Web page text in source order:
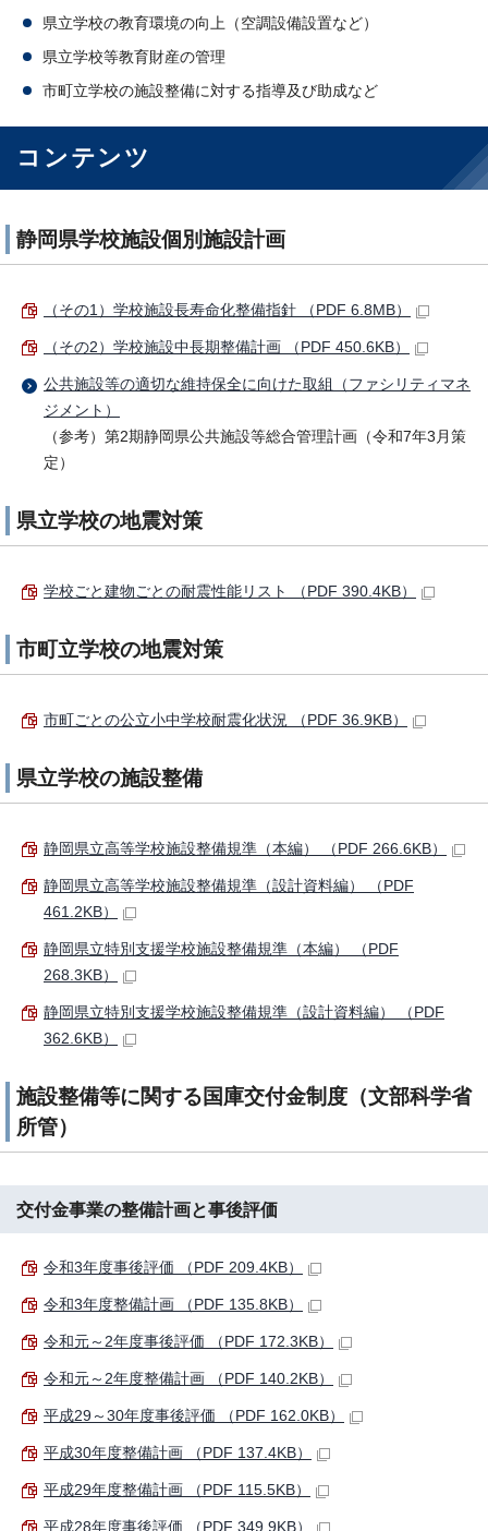
県立学校の教育環境の向上（空調設備設置など）
県立学校等教育財産の管理
市町立学校の施設整備に対する指導及び助成など
コンテンツ
静岡県学校施設個別施設計画
（その1）学校施設長寿命化整備指針 （PDF 6.8MB）
（その2）学校施設中長期整備計画 （PDF 450.6KB）
公共施設等の適切な維持保全に向けた取組（ファシリティマネ
ジメント）
（参考）第2期静岡県公共施設等総合管理計画（令和7年3月策
定）
県立学校の地震対策
学校ごと建物ごとの耐震性能リスト （PDF 390.4KB）
市町立学校の地震対策
市町ごとの公立小中学校耐震化状況 （PDF 36.9KB）
県立学校の施設整備
静岡県立高等学校施設整備規準（本編） （PDF 266.6KB）
静岡県立高等学校施設整備規準（設計資料編） （PDF
461.2KB）
静岡県立特別支援学校施設整備規準（本編） （PDF
268.3KB）
静岡県立特別支援学校施設整備規準（設計資料編） （PDF
362.6KB）
施設整備等に関する国庫交付金制度（文部科学省
所管）
交付金事業の整備計画と事後評価
令和3年度事後評価 （PDF 209.4KB）
令和3年度整備計画 （PDF 135.8KB）
令和元～2年度事後評価 （PDF 172.3KB）
令和元～2年度整備計画 （PDF 140.2KB）
平成29～30年度事後評価 （PDF 162.0KB）
平成30年度整備計画 （PDF 137.4KB）
平成29年度整備計画 （PDF 115.5KB）
平成28年度事後評価 （PDF 349.9KB）